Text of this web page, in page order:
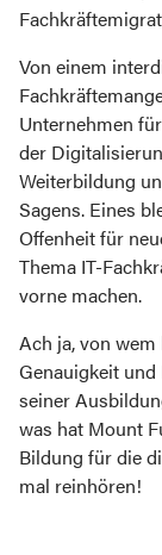
Von einem
Unternehmen
der
Weiterbildung
Sagens. Eines
Offenheit für
Thema IT-
vorne machen.
Ach ja, von
Genauigkeit
seiner
was hat Mount
Bildung für die
mal reinhören!